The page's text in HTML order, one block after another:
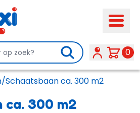
Search 0
/Schaatsbaan ca. 300 m2
ca. 300 m2